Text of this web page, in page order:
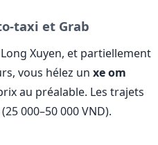
taxi et Grab
Xuyen, et partiellement
vous hélez un xe om
au préalable. Les trajets
000–50 000 VND).